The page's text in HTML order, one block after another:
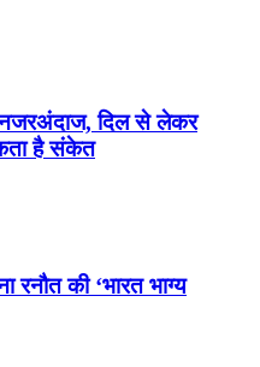
नजरअंदाज, दिल से लेकर
है संकेत
की ‘भारत भाग्य